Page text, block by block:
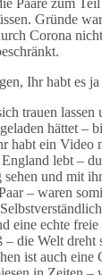
Paare zum
Gründe
Corona
Ihr habt es
trauen lassen
hättet –
habt ein
lebt –
und mit
– waren
eine echte
die Welt dreht
ist auch eine